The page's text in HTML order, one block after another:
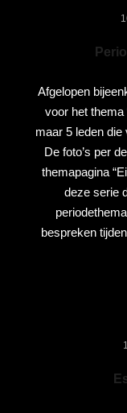
Afgelopen
voor het thema
maar 5 leden die
De foto’s per
themapagina
deze serie
bespreken